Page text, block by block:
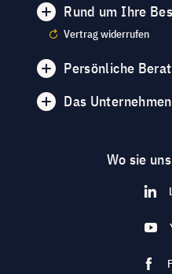
Rund um Ihre
Vertrag widerrufen
Persönliche
Das Unternehmen
Wo sie